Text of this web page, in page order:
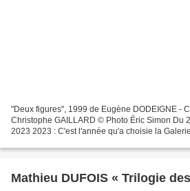
"Deux figures", 1999 de Eugène DODEIGNE -
Christophe GAILLARD © Photo Éric Simon Du
2023 2023 : C'est l'année qu'a choisie la
Mathieu DUFOIS « Trilogie